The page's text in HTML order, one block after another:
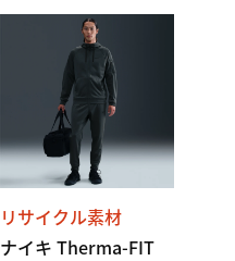
リサイクル素材
ナイキ Therma-FIT